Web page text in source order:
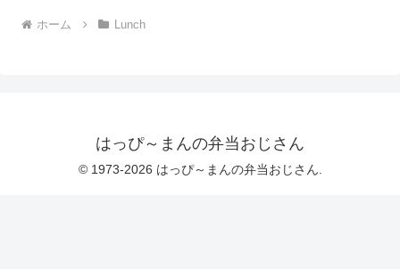
ホーム Lunch
はっぴ～まんの弁当おじさん
© 1973-2026 はっぴ～まんの弁当おじさん.